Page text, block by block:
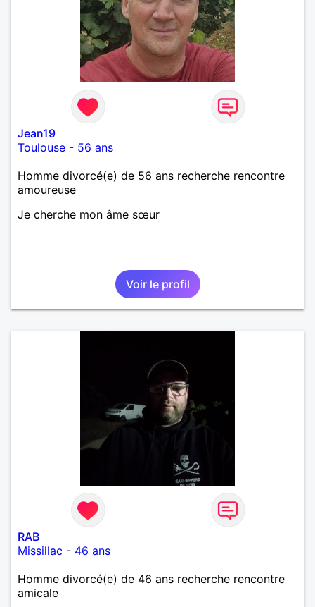
Jean19
Toulouse - 56 ans
Homme divorcé(e) de 56 ans recherche rencontre
amoureuse
Je cherche mon âme sœur
Voir le profil
RAB
Missillac - 46 ans
Homme divorcé(e) de 46 ans recherche rencontre
amicale